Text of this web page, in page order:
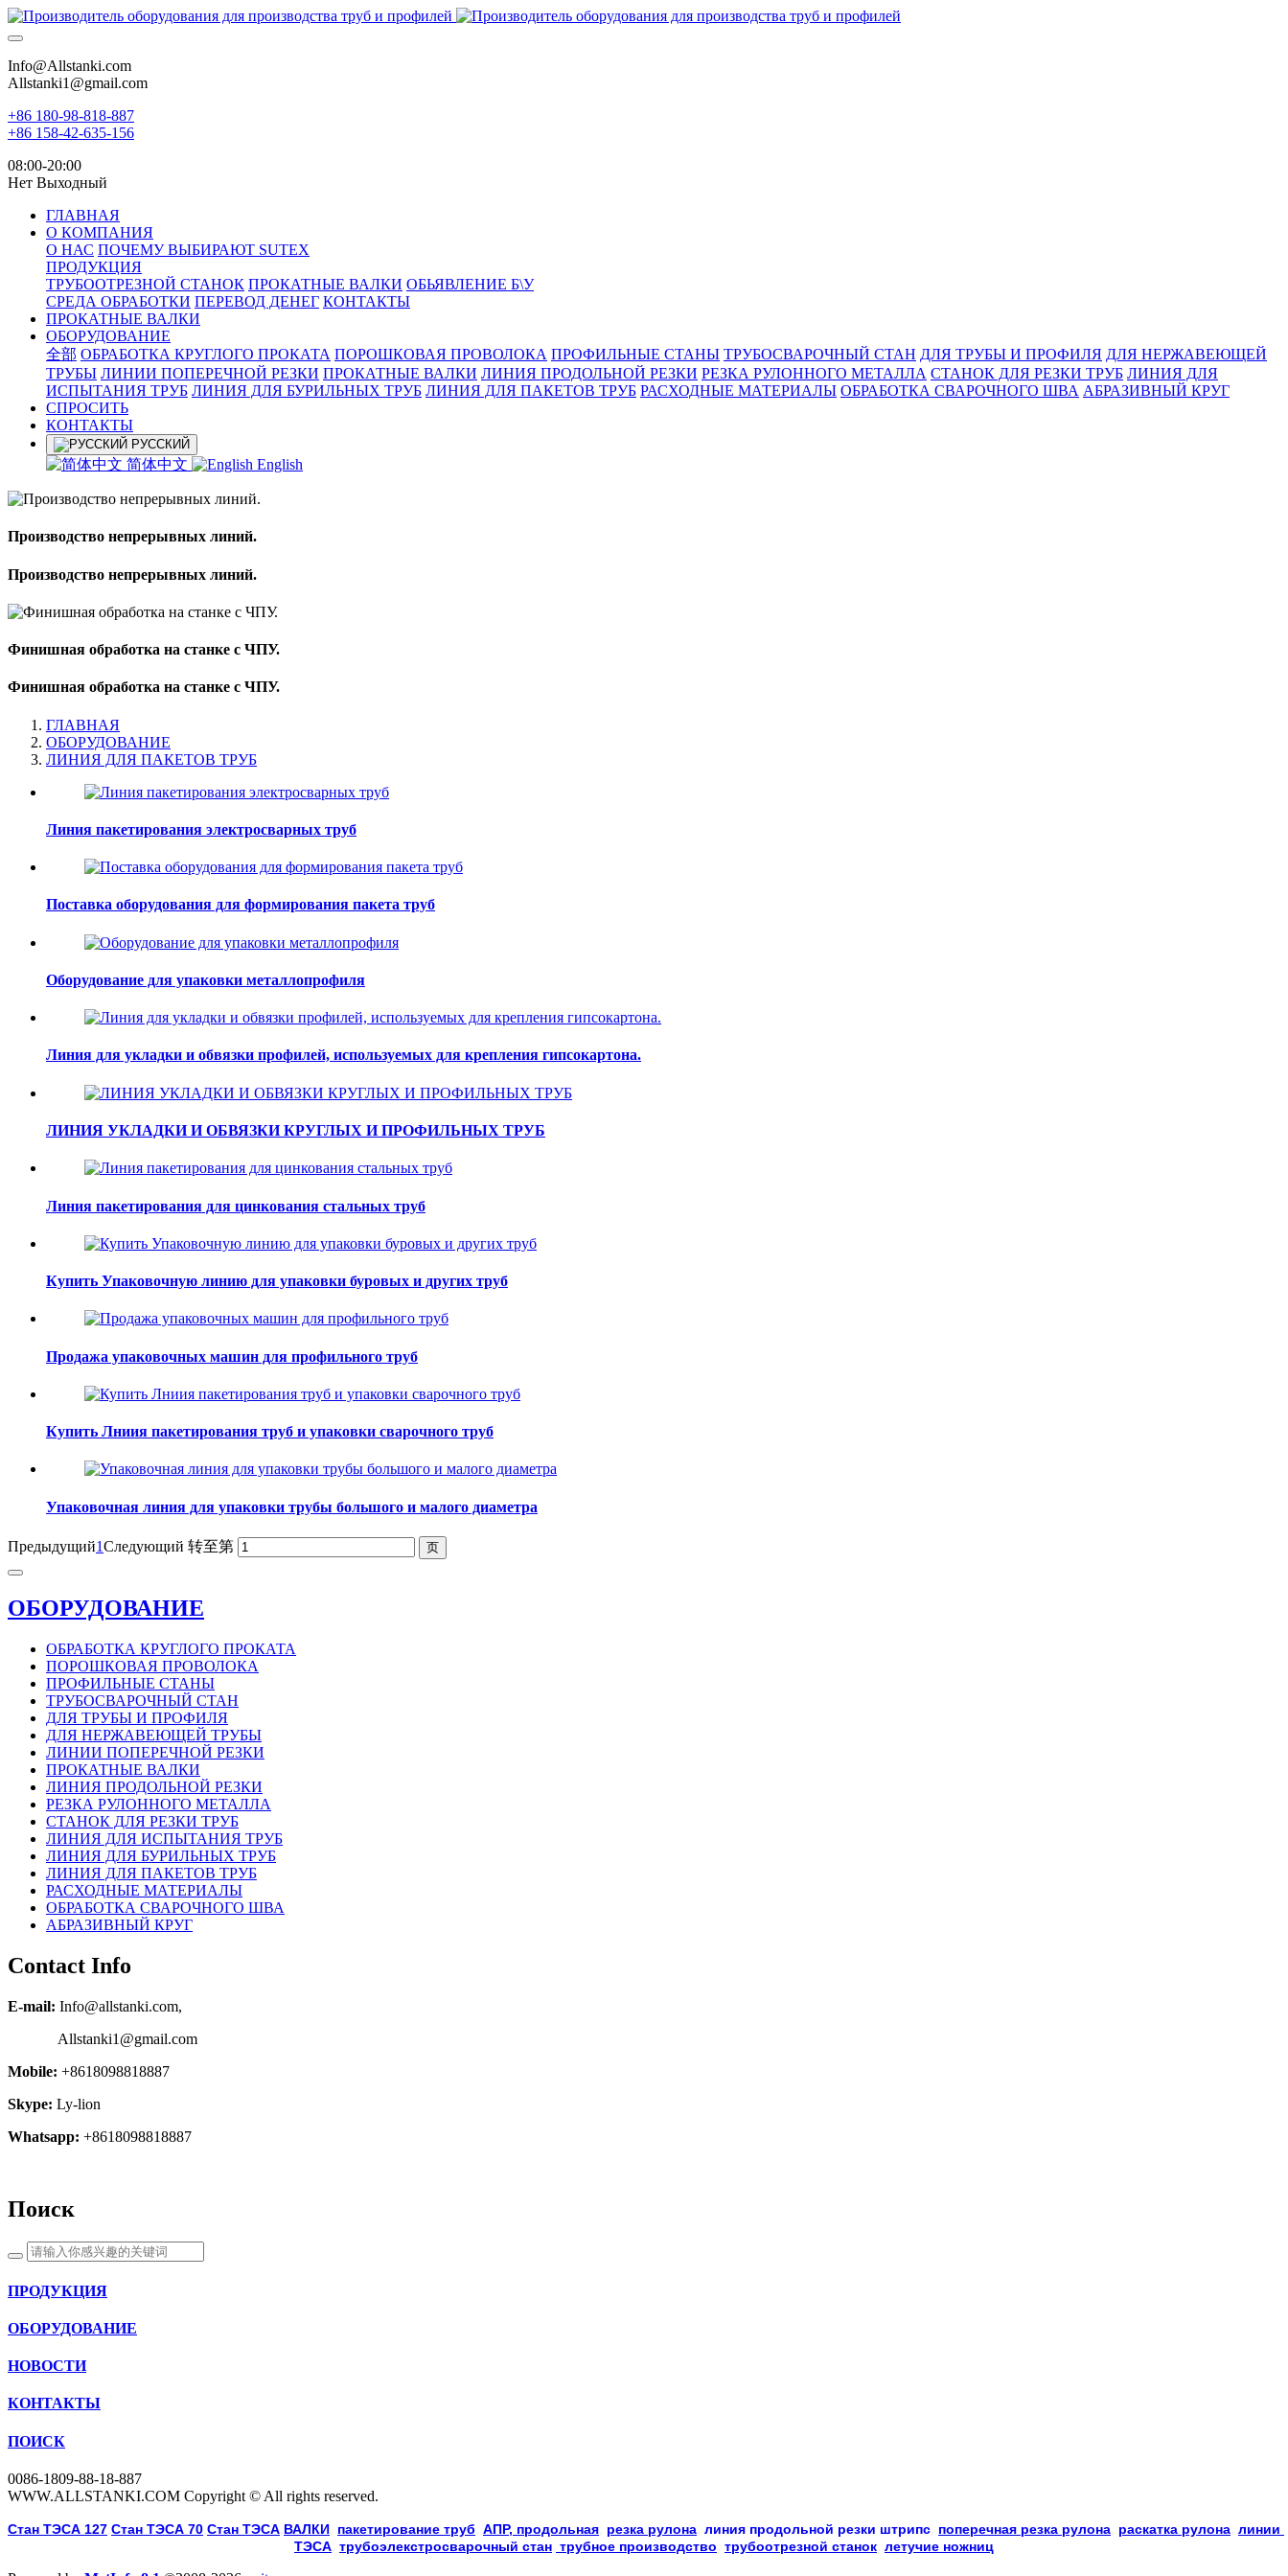
Info@Allstanki.com
Allstanki1@gmail.com
+86 180-98-818-887
+86 158-42-635-156
08:00-20:00
Нет Выходный
ГЛАВНАЯ
О КОМПАНИЯ
О НАС ПОЧЕМУ ВЫБИРАЮТ SUTEX
ПРОДУКЦИЯ
ТРУБООТРЕЗНОЙ СТАНОК ПРОКАТНЫЕ ВАЛКИ ОБЬЯВЛЕНИЕ Б\У
СРЕДА ОБРАБОТКИ ПЕРЕВОД ДЕНЕГ КОНТАКТЫ
ПРОКАТНЫЕ ВАЛКИ
ОБОРУДОВАНИЕ
全部 ОБРАБОТКА КРУГЛОГО ПРОКАТА ПОРОШКОВАЯ ПРОВОЛОКА ПРОФИЛЬНЫЕ СТАНЫ ТРУБОСВАРОЧНЫЙ СТАН ДЛЯ ТРУБЫ И ПРОФИЛЯ ДЛЯ НЕРЖАВЕЮЩЕЙ
ТРУБЫ ЛИНИИ ПОПЕРЕЧНОЙ РЕЗКИ ПРОКАТНЫЕ ВАЛКИ ЛИНИЯ ПРОДОЛЬНОЙ РЕЗКИ РЕЗКА РУЛОННОГО МЕТАЛЛА СТАНОК ДЛЯ РЕЗКИ ТРУБ ЛИНИЯ ДЛЯ
ИСПЫТАНИЯ ТРУБ ЛИНИЯ ДЛЯ БУРИЛЬНЫХ ТРУБ ЛИНИЯ ДЛЯ ПАКЕТОВ ТРУБ РАСХОДНЫЕ МАТЕРИАЛЫ OБРАБОТКА СВАРОЧНОГО ШВА АБРАЗИВНЫЙ КРУГ
СПРОСИТЬ
КОНТАКТЫ
РУССКИЙ
简体中文 English
Производство непрерывных линий.
Производство непрерывных линий.
Финишная обработка на станке с ЧПУ.
Финишная обработка на станке с ЧПУ.
ГЛАВНАЯ
ОБОРУДОВАНИЕ
ЛИНИЯ ДЛЯ ПАКЕТОВ ТРУБ
Линия пакетирования электросварных труб
Поставка оборудования для формирования пакета труб
Оборудование для упаковки металлопрофиля
Линия для укладки и обвязки профилей, используемых для крепления гипсокартона.
ЛИНИЯ УКЛАДКИ И ОБВЯЗКИ КРУГЛЫХ И ПРОФИЛЬНЫХ ТРУБ
Линия пакетирования для цинкования стальных труб
Купить Упаковочную линию для упаковки буровых и других труб
Продажа упаковочных машин для профильного труб
Купить Лниия пакетирования труб и упаковки сварочного труб
Упаковочная линия для упаковки трубы большого и малого диаметра
Предыдущий1Следующий 转至第
ОБОРУДОВАНИЕ
ОБРАБОТКА КРУГЛОГО ПРОКАТА
ПОРОШКОВАЯ ПРОВОЛОКА
ПРОФИЛЬНЫЕ СТАНЫ
ТРУБОСВАРОЧНЫЙ СТАН
ДЛЯ ТРУБЫ И ПРОФИЛЯ
ДЛЯ НЕРЖАВЕЮЩЕЙ ТРУБЫ
ЛИНИИ ПОПЕРЕЧНОЙ РЕЗКИ
ПРОКАТНЫЕ ВАЛКИ
ЛИНИЯ ПРОДОЛЬНОЙ РЕЗКИ
РЕЗКА РУЛОННОГО МЕТАЛЛА
СТАНОК ДЛЯ РЕЗКИ ТРУБ
ЛИНИЯ ДЛЯ ИСПЫТАНИЯ ТРУБ
ЛИНИЯ ДЛЯ БУРИЛЬНЫХ ТРУБ
ЛИНИЯ ДЛЯ ПАКЕТОВ ТРУБ
РАСХОДНЫЕ МАТЕРИАЛЫ
OБРАБОТКА СВАРОЧНОГО ШВА
АБРАЗИВНЫЙ КРУГ
Contact Info
E-mail: Info@allstanki.com,
Allstanki1@gmail.com
Mobile: +8618098818887
Skype: Ly-lion
Whatsapp: +8618098818887
Поиск
ПРОДУКЦИЯ
ОБОРУДОВАНИЕ
НОВОСТИ
КОНТАКТЫ
ПОИСК
0086-1809-88-18-887
WWW.ALLSTANKI.COM Copyright © All rights reserved.
Cтан ТЭСА 127 Cтан ТЭСА 70 Cтан ТЭСА ВАЛКИ пакетирование труб АПР, продольная резка рулона линия продольной резки штрипс поперечная резка рулона раскатка рулона линии
ТЭСА трубоэлекстросварочный стан трубное производство трубоотрезной станок летучие ножниц